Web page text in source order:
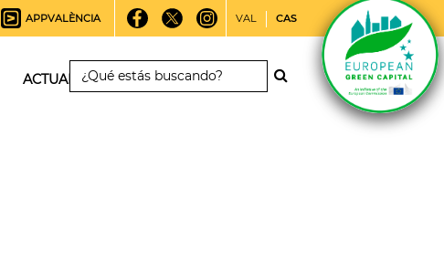
APPVALÈNCIA VAL CAS
ACTUALIDAD